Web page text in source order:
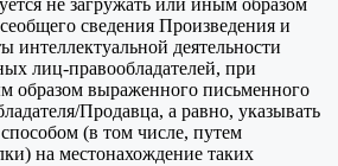
сведения Произведения и
интеллектуальной деятельности
лиц-правообладателей, при
образом выраженного письменного
Продавца, а равно, указывать
(в том числе, путем
на местонахождение таких